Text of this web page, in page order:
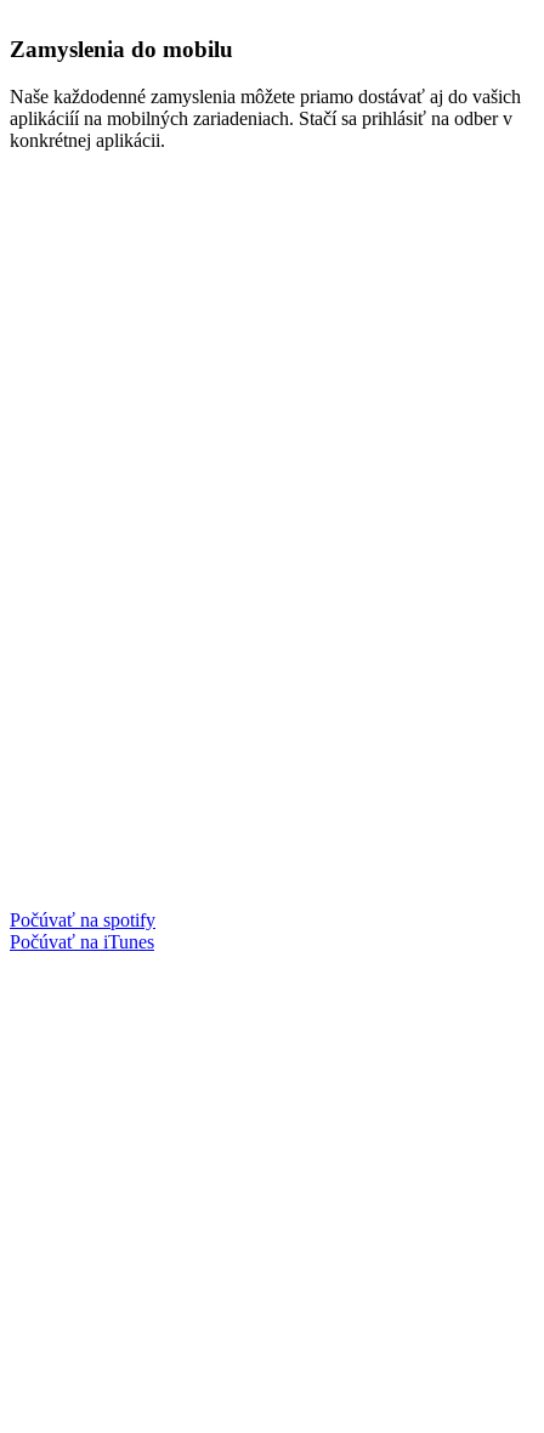
Zamyslenia do mobilu
Naše každodenné zamyslenia môžete priamo dostávať aj do vašich
aplikáciíí na mobilných zariadeniach. Stačí sa prihlásiť na odber v
konkrétnej aplikácii.
Počúvať na spotify
Počúvať na iTunes